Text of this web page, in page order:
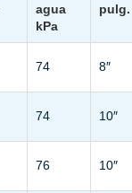
agua
kPa
pulg.
74 8″
74 10″
76 10″